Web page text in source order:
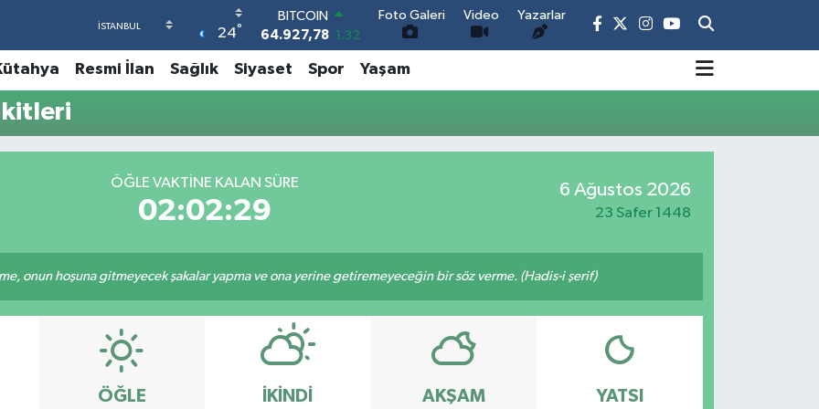
24°
BITCOIN
64.927,78 1.32
DOLAR
47,5894 0.08
EURO
64,1581 0.16
6527.85
Foto Galeri Video Yazarlar
Resmi İlan Sağlık Siyaset Spor Yaşam
ÖĞLE VAKTINE KALAN SÜRE
02:02:29
6 Ağustos 2026
23 Safer 1448
onun hoşuna gitmeyecek şakalar yapma ve ona yerine getiremeyeceğin bir söz verme. (Hadis-i şerif)
ÖĞLE İKINDI AKŞAM YATSI